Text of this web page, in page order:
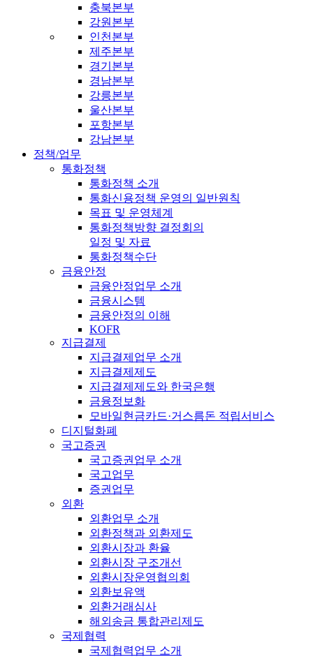
충북본부
강원본부
인천본부
제주본부
경기본부
경남본부
강릉본부
울산본부
포항본부
강남본부
정책/업무
통화정책
통화정책 소개
통화신용정책 운영의 일반원칙
목표 및 운영체계
통화정책방향 결정회의
일정 및 자료
통화정책수단
금융안정
금융안정업무 소개
금융시스템
금융안정의 이해
KOFR
지급결제
지급결제업무 소개
지급결제제도
지급결제제도와 한국은행
금융정보화
모바일현금카드·거스름돈 적립서비스
디지털화폐
국고증권
국고증권업무 소개
국고업무
증권업무
외환
외환업무 소개
외환정책과 외환제도
외환시장과 환율
외환시장 구조개선
외환시장운영협의회
외환보유액
외환거래심사
해외송금 통합관리제도
국제협력
국제협력업무 소개